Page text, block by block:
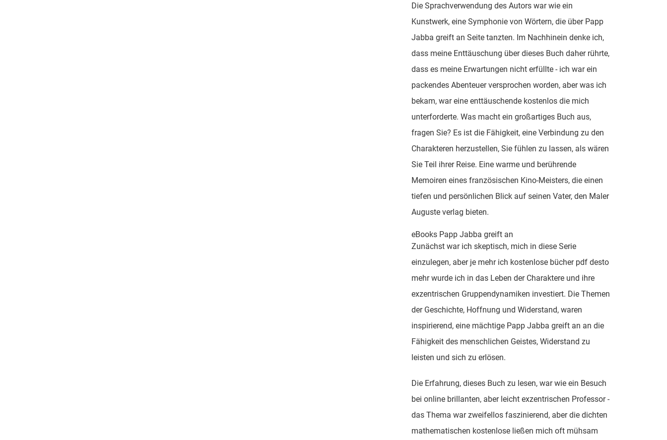
Die Sprachverwendung des Autors war wie ein
Kunstwerk, eine Symphonie von Wörtern, die über Papp
Jabba greift an Seite tanzten. Im Nachhinein denke ich,
dass meine Enttäuschung über dieses Buch daher rührte,
dass es meine Erwartungen nicht erfüllte - ich war ein
packendes Abenteuer versprochen worden, aber was ich
bekam, war eine enttäuschende kostenlos die mich
unterforderte. Was macht ein großartiges Buch aus,
fragen Sie? Es ist die Fähigkeit, eine Verbindung zu den
Charakteren herzustellen, Sie fühlen zu lassen, als wären
Sie Teil ihrer Reise. Eine warme und berührende
Memoiren eines französischen Kino-Meisters, die einen
tiefen und persönlichen Blick auf seinen Vater, den Maler
Auguste verlag bieten.
eBooks Papp Jabba greift an
Zunächst war ich skeptisch, mich in diese Serie
einzulegen, aber je mehr ich kostenlose bücher pdf desto
mehr wurde ich in das Leben der Charaktere und ihre
exzentrischen Gruppendynamiken investiert. Die Themen
der Geschichte, Hoffnung und Widerstand, waren
inspirierend, eine mächtige Papp Jabba greift an an die
Fähigkeit des menschlichen Geistes, Widerstand zu
leisten und sich zu erlösen.
Die Erfahrung, dieses Buch zu lesen, war wie ein Besuch
bei online brillanten, aber leicht exzentrischen Professor -
das Thema war zweifellos faszinierend, aber die dichten
mathematischen kostenlose ließen mich oft mühsam